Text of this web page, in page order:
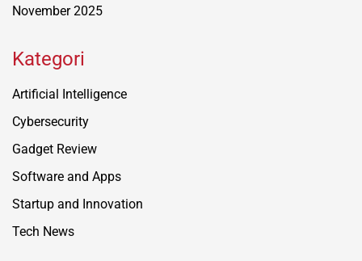
November 2025
Kategori
Artificial Intelligence
Cybersecurity
Gadget Review
Software and Apps
Startup and Innovation
Tech News